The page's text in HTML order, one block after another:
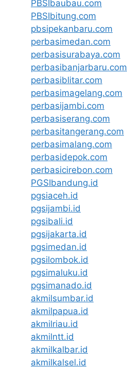
PBSIbaubau.com
PBSIbitung.com
pbsipekanbaru.com
perbasimedan.com
perbasisurabaya.com
perbasibanjarbaru.com
perbasiblitar.com
perbasimagelang.com
perbasijambi.com
perbasiserang.com
perbasitangerang.com
perbasimalang.com
perbasidepok.com
perbasicirebon.com
PGSIbandung.id
pgsiaceh.id
pgsijambi.id
pgsibali.id
pgsijakarta.id
pgsimedan.id
pgsilombok.id
pgsimaluku.id
pgsimanado.id
akmilsumbar.id
akmilpapua.id
akmilriau.id
akmilntt.id
akmilkalbar.id
akmilkalsel.id